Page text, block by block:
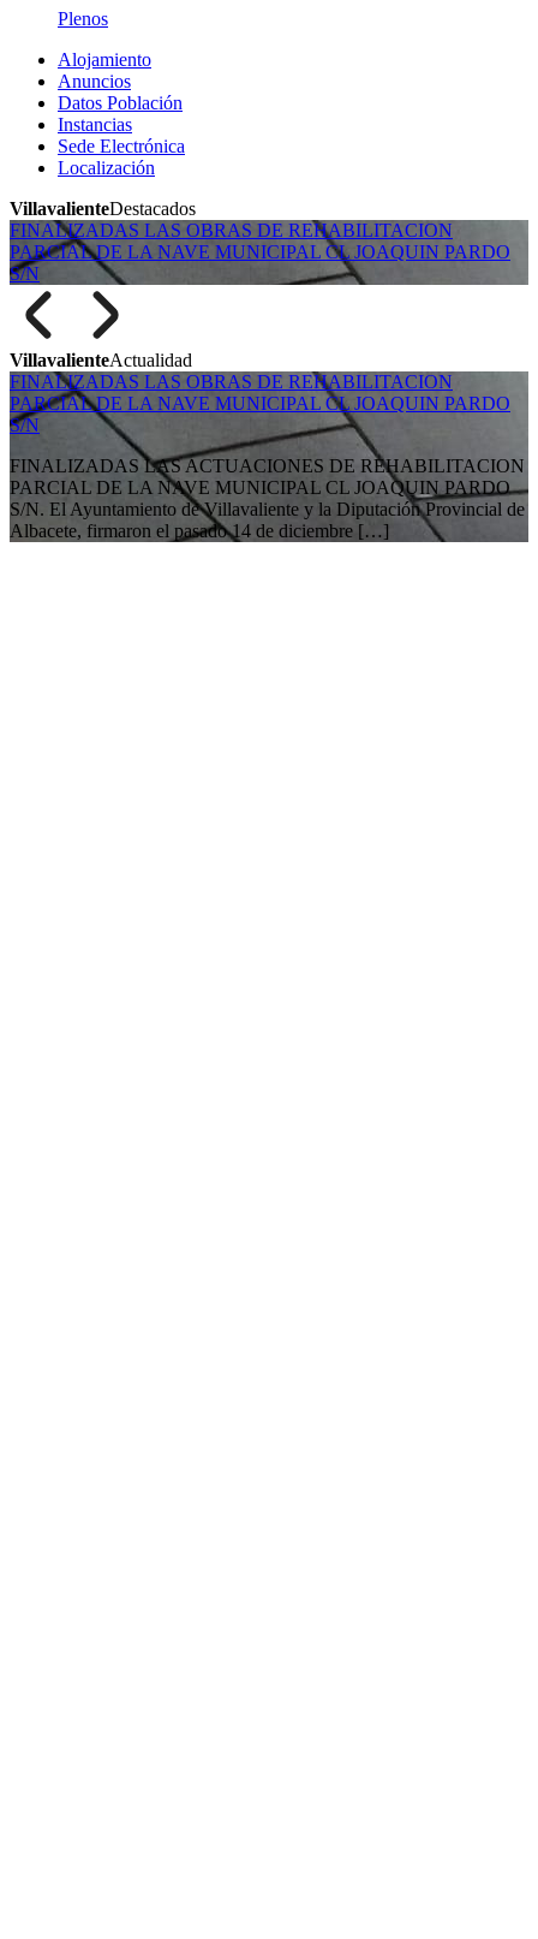
Plenos
Alojamiento
Anuncios
Datos Población
Instancias
Sede Electrónica
Localización
VillavalienteDestacados
FINALIZADAS LAS OBRAS DE REHABILITACION
PARCIAL DE LA NAVE MUNICIPAL CL JOAQUIN PARDO
S/N
VillavalienteActualidad
FINALIZADAS LAS OBRAS DE REHABILITACION
PARCIAL DE LA NAVE MUNICIPAL CL JOAQUIN PARDO
S/N
FINALIZADAS LAS ACTUACIONES DE REHABILITACION
PARCIAL DE LA NAVE MUNICIPAL CL JOAQUIN PARDO
S/N. El Ayuntamiento de Villavaliente y la Diputación Provincial de
Albacete, firmaron el pasado 14 de diciembre […]